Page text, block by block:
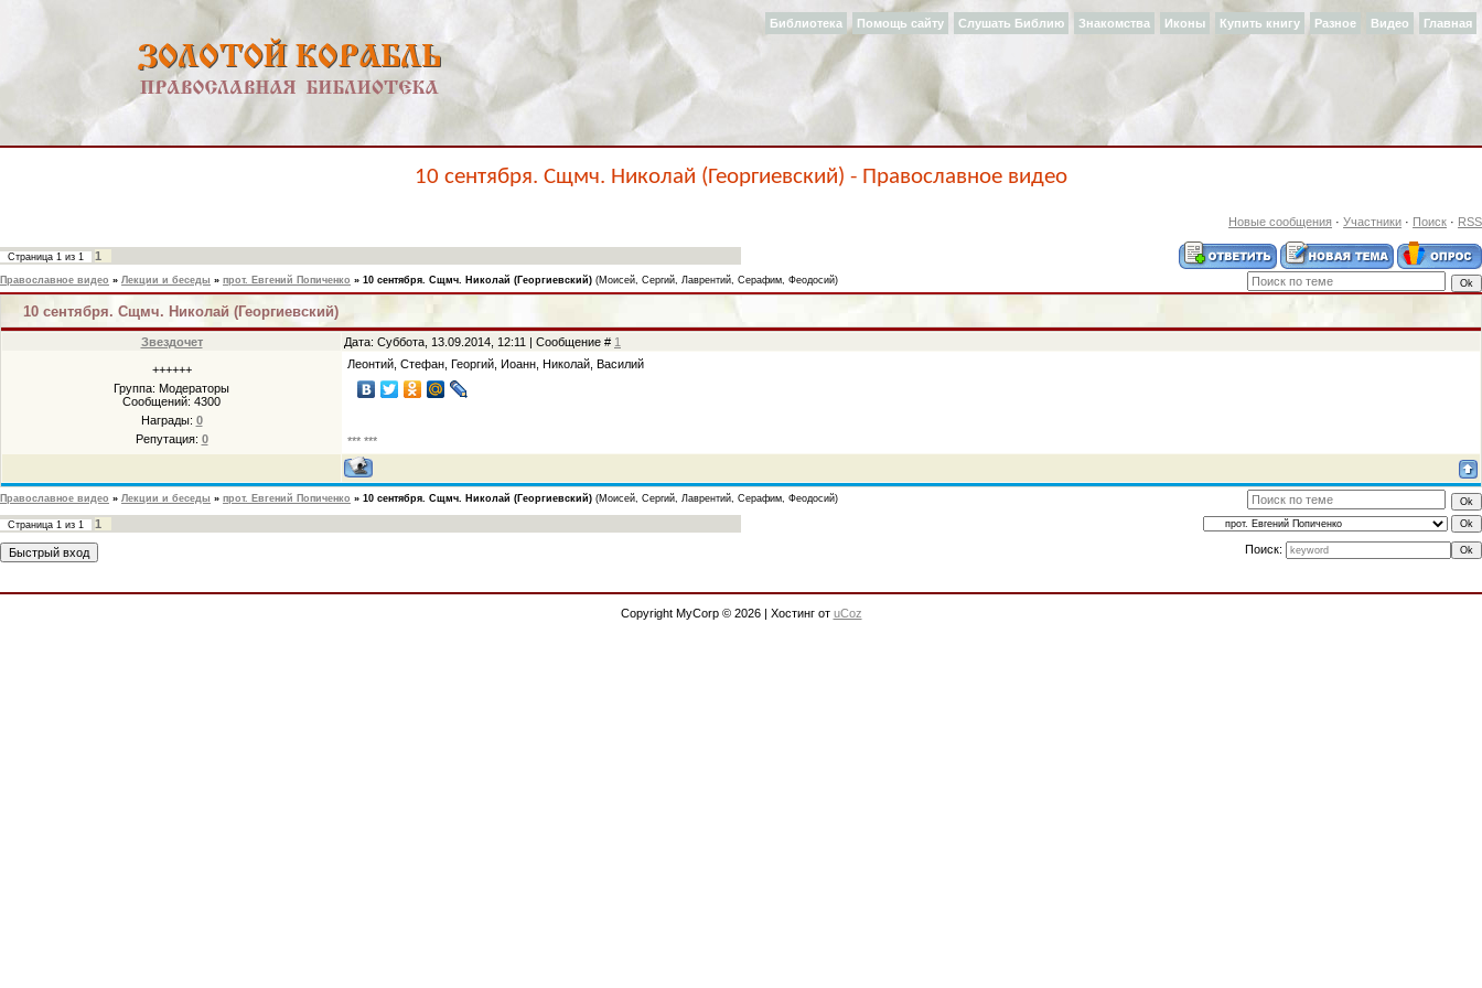
Главная
Видео
Разное
Купить книгу
Иконы
Знакомства
Слушать Библию
Помощь сайту
Библиотека
10 сентября. Сщмч. Николай (Георгиевский) - Православное видео
Новые сообщения · Участники · Поиск · RSS
Страница 1 из 1 1
Православное видео » Лекции и беседы » прот. Евгений Попиченко » 10 сентября. Сщмч. Николай (Георгиевский) (Моисей, Сергий, Лаврентий, Серафим, Феодосий)
10 сентября. Сщмч. Николай (Георгиевский)
Звездочет Дата: Суббота, 13.09.2014, 12:11 | Сообщение # 1
++++++
Группа: Модераторы
Сообщений: 4300
Награды: 0
Репутация: 0
Леонтий, Стефан, Георгий, Иоанн, Николай, Василий
*** ***
Православное видео » Лекции и беседы » прот. Евгений Попиченко » 10 сентября. Сщмч. Николай (Георгиевский) (Моисей, Сергий, Лаврентий, Серафим, Феодосий)
Страница 1 из 1
1
Поиск:
Copyright MyCorp © 2026| Хостинг от uCoz